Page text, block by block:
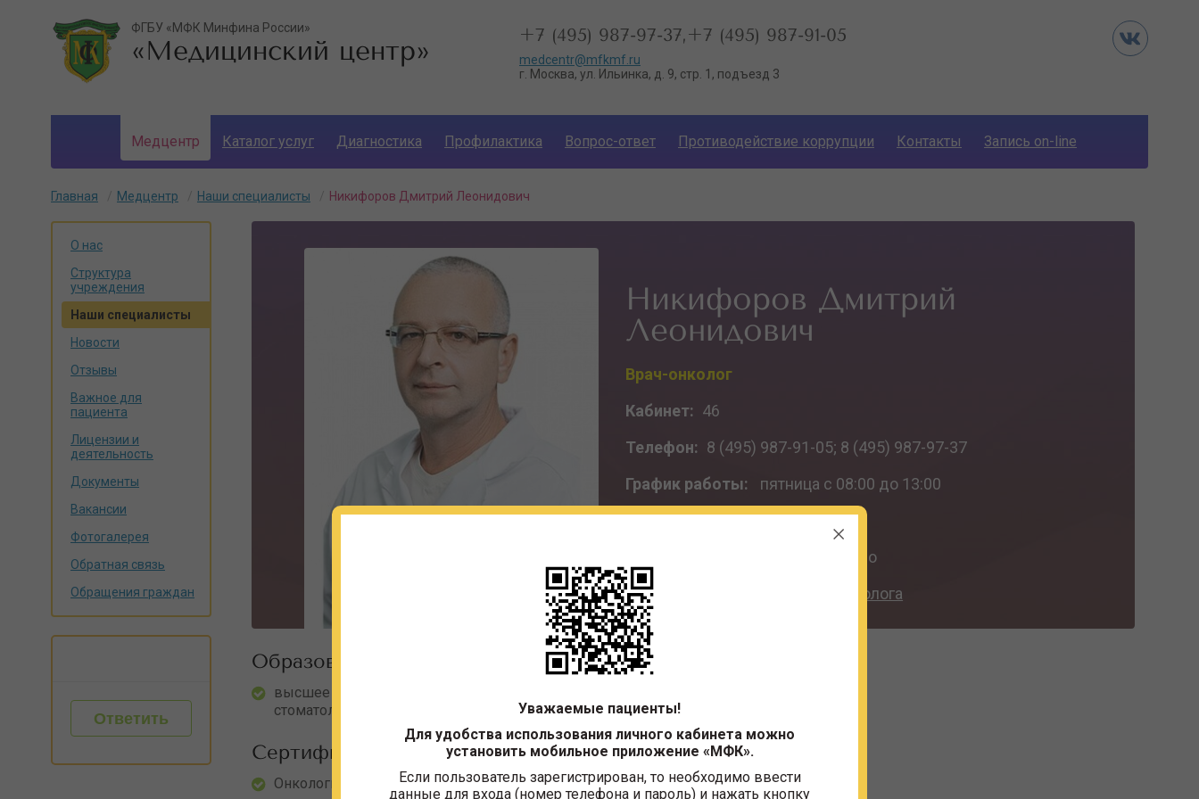
ФГБУ «МФК Минфина России»
«Медицинский центр» +7 (495) 987-97-37,+7 (495) 987-91-05
medcentr@mfkmf.ru
г. Москва, ул. Ильинка, д. 9, стр. 1, подъезд 3
Медцентр Каталог услуг Диагностика Профилактика Вопрос-ответ Противодействие коррупции Контакты Запись on-line
Личный кабинет
Главная Медцентр Наши специалисты Никифоров Дмитрий Леонидович
О нас
Структура
учреждения
Наши специалисты
Новости
Отзывы
Важное для
пациента
Лицензии и
деятельность
Документы
Вакансии
Фотогалерея
Обратная связь
Обращения граждан
Ответить
Никифоров Дмитрий
Леонидович
Врач-онколог
Кабинет: 46
Телефон: 8 (495) 987-91-05; 8 (495) 987-97-37
График работы: пятница с 08:00 до 13:00
Квалификация:Врач
Лечебное дело
Отделение:
Кабинет врача-онколога
Образование
высшее профессиональное, диплом ФВ № 412192, Московский медицинский
стоматологический институт, 29.06.1991 г.
Сертификаты
Онкология, № 0177040107145 с 14.12.2020 г. по 13.12.2025 г.
Уважаемые пациенты!
Для удобства использования личного кабинета можно
установить мобильное приложение «МФК».
Если пользователь зарегистрирован, то необходимо ввести
данные для входа (номер телефона и пароль) и нажать кнопку